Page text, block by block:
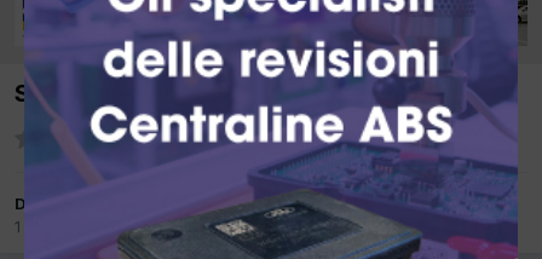
Sostituzione chiocciole ponte Omcn
Da Stratocaster
1 Giugno
Attrezzatura Officina